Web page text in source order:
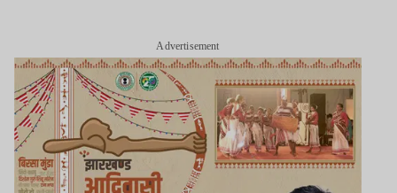
Advertisement